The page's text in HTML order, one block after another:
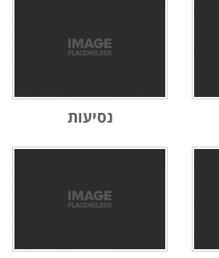
נסיעות